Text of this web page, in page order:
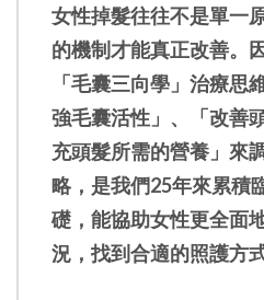
女性掉髮往往不是單一
的機制才能真正改善。
「毛囊三向學」治療思
強毛囊活性」、「改善
充頭髮所需的營養」來
略，是我們25年來累積
礎，能協助女性更全面
況，找到合適的照護方式